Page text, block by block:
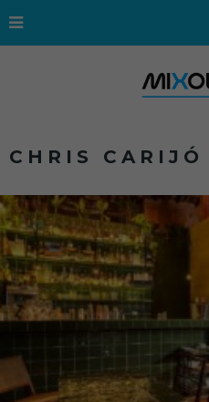
CHRIS CARIJÓ